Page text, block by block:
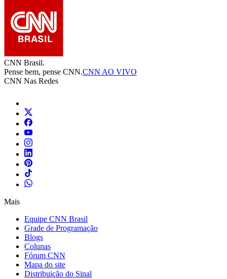
CNN Brasil.
Pense bem, pense CNN.CNN AO VIVO
CNN Nas Redes
Mais
Equipe CNN Brasil
Grade de Programação
Blogs
Colunas
Fórum CNN
Mapa do site
Distribuição do Sinal